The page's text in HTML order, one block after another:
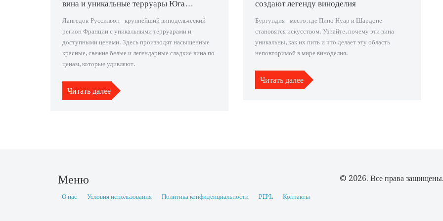
вина и уникальные терруары Юга
Лангедок-Руссильон - крупнейший винодельческий
регион Франции с уникальными терруарами и
доступными ценами. Здесь производят насыщенные
красные, свежие белые и легендарные сладкие вина по
ценам, которые удивляют.
Читать далее
создают легенду виноделия
Бургундия - место, где Пино Нуар и Шардоне
становятся искусством. Узнайте, почему эти вина
уникальны, как их пить и что делает эту область
неповторимой в мире виноделия.
Читать далее
Меню
О нас Условия использования Политика конфиденциальности PIPL Контакты
© 2026. Все права